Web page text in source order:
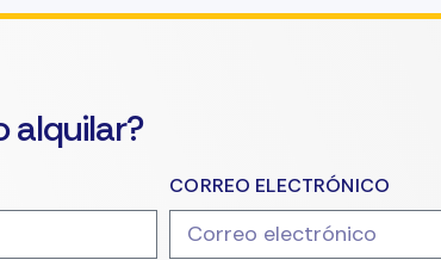
alquilar?
CORREO ELECTRÓNICO